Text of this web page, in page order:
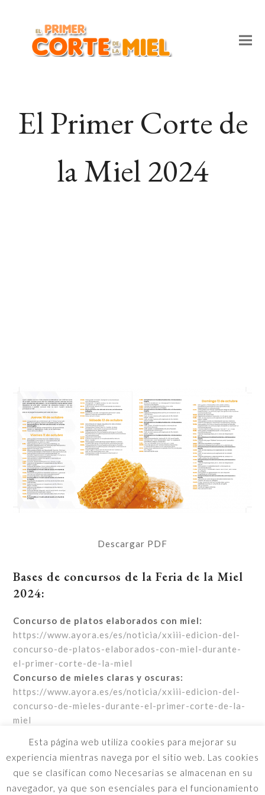
El Primer Corte de
la Miel 2024
Descargar PDF
Bases de concursos de la Feria de la Miel
2024:
Concurso de platos elaborados con miel:
https://www.ayora.es/es/noticia/xxiii-edicion-del-
concurso-de-platos-elaborados-con-miel-durante-
el-primer-corte-de-la-miel
Concurso de mieles claras y oscuras:
https://www.ayora.es/es/noticia/xxiii-edicion-del-
concurso-de-mieles-durante-el-primer-corte-de-la-
miel
Esta página web utiliza cookies para mejorar su
experiencia mientras navega por el sitio web. Las cookies
que se clasifican como Necesarias se almacenan en su
navegador, ya que son esenciales para el funcionamiento